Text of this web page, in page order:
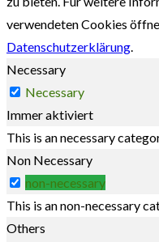
verwendeten Cookies
Datenschutzerklärung.
Necessary
Necessary
Immer aktiviert
This is an necessary
Non Necessary
non-necessary
This is an non-necessary
Others